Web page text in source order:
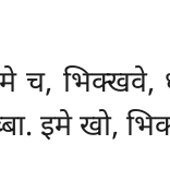
च, भिक्खवे,
इमे खो,